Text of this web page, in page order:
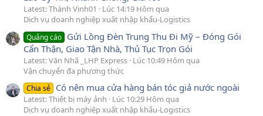
Latest: Thành Vinh01
Lúc 14:19 Hôm qua
Dịch vụ doanh nghiệp xuất nhập khẩu-Logistics
Quảng cáo Gửi Lồng Đèn Trung Thu Đi Mỹ – Đóng Gói
Cẩn Thận, Giao Tận Nhà, Thủ Tục Trọn Gói
Latest: Văn Nhã _LHP Express Lúc 10:49 Hôm qua
Vận chuyển đa phương thức
Chia sẻ Có nên mua cửa hàng bán tóc giả nước ngoài
Latest: Thiết bị máy ảnh
Lúc 10:29 Hôm qua
Dịch vụ doanh nghiệp xuất nhập khẩu-Logistics